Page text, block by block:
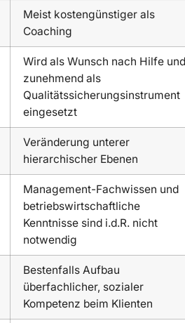
Meist kostengünstiger als
Coaching
Wird als Wunsch nach Hilfe
zunehmend als
Qualitätssicherungsinstrument
eingesetzt
Veränderung unterer
hierarchischer Ebenen
Management-Fachwissen und
betriebswirtschaftliche
Kenntnisse sind i.d.R. nicht
notwendig
Bestenfalls Aufbau
überfachlicher, sozialer
Kompetenz beim Klienten